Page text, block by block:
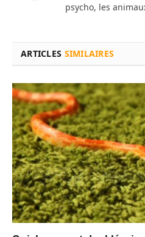
psycho, les
ARTICLES SIMILAIRES